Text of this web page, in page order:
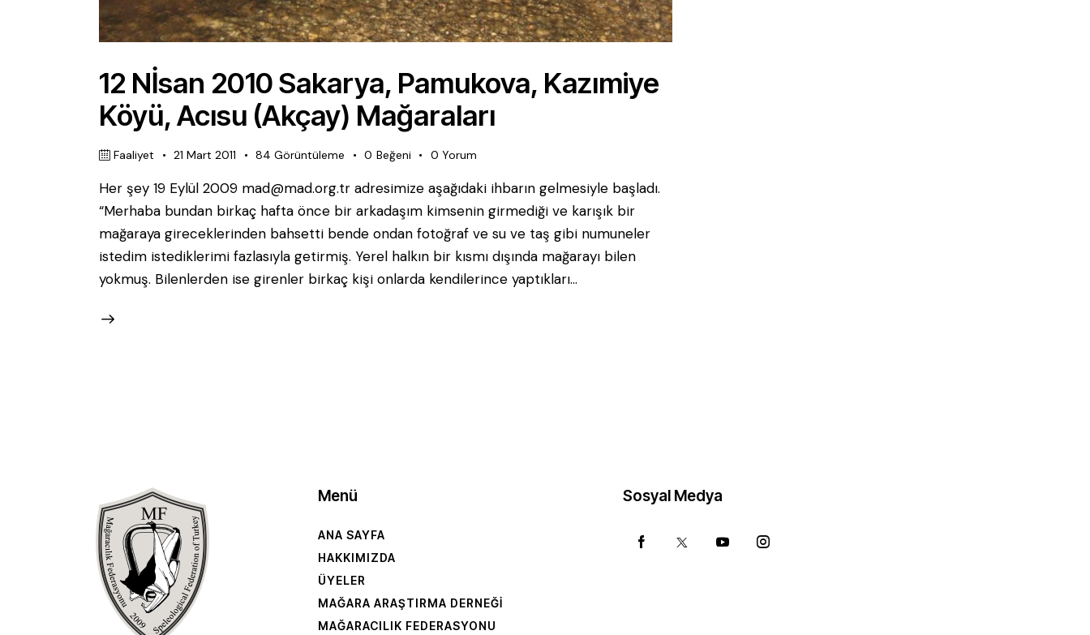
12 Nİsan 2010 Sakarya, Pamukova, Kazımiye
Köyü, Acısu (Akçay) Mağaraları
Faaliyet 21 Mart 2011 84 Görüntüleme 0 Beğeni 0 Yorum
Her şey 19 Eylül 2009 mad@mad.org.tr adresimize aşağıdaki ihbarın gelmesiyle başladı.
“Merhaba bundan birkaç hafta önce bir arkadaşım kimsenin girmediği ve karışık bir
mağaraya gireceklerinden bahsetti bende ondan fotoğraf ve su ve taş gibi numuneler
istedim istediklerimi fazlasıyla getirmiş. Yerel halkın bir kısmı dışında mağarayı bilen
yokmuş. Bilenlerden ise girenler birkaç kişi onlarda kendilerince yaptıkları…
Menü
ANA SAYFA
HAKKIMIZDA
ÜYELER
MAĞARA ARAŞTIRMA DERNEĞI
MAĞARACILIK FEDERASYONU
Sosyal Medya